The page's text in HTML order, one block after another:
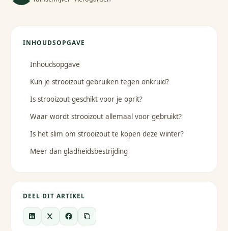
INHOUDSOPGAVE
Inhoudsopgave
Kun je strooizout gebruiken tegen onkruid?
Is strooizout geschikt voor je oprit?
Waar wordt strooizout allemaal voor gebruikt?
Is het slim om strooizout te kopen deze winter?
Meer dan gladheidsbestrijding
DEEL DIT ARTIKEL